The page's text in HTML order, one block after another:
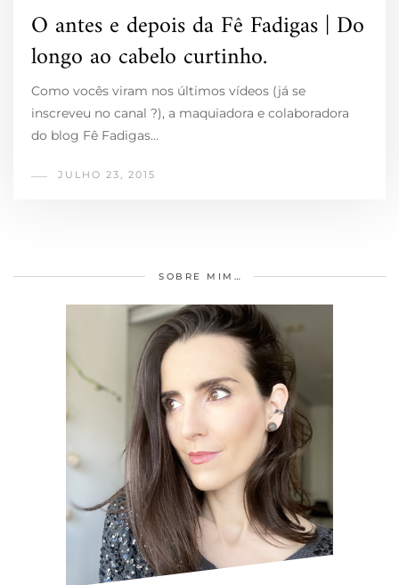
O antes e depois da Fê Fadigas | Do
longo ao cabelo curtinho.
Como vocês viram nos últimos vídeos (já se
inscreveu no canal ?), a maquiadora e colaboradora
do blog Fê Fadigas…
JULHO 23, 2015
SOBRE MIM…